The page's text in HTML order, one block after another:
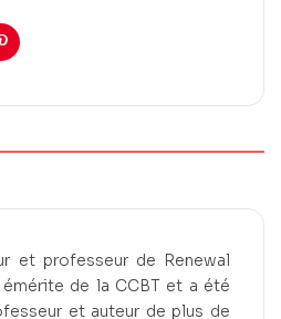
Pinterest
et professeur de Renewal
de la CCBT et a été
et auteur de plus de